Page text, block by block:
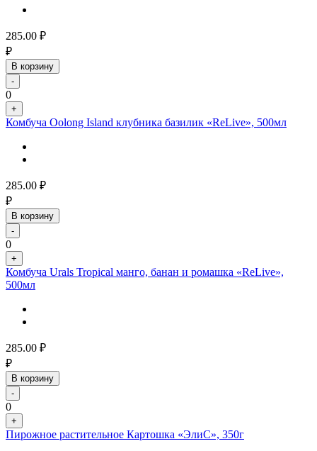
285.00 ₽
₽
В корзину
-
0
+
Комбуча Oolong Island клубника базилик «ReLive», 500мл
285.00 ₽
₽
В корзину
-
0
+
Комбуча Urals Tropical манго, банан и ромашка «ReLive»,
500мл
285.00 ₽
₽
В корзину
-
0
+
Пирожное растительное Картошка «ЭлиС», 350г